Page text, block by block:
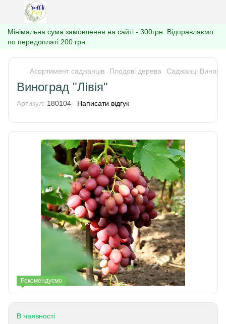
Мінімальна сума замовлення на сайті - 300грн. Відправляємо
по передоплаті 200 грн.
Асортимент саджанців Плодові дерева Саджанці
Виноград "Лівія"
Артикул: 180104 Написати відгук
Рекомендуємо
В наявності